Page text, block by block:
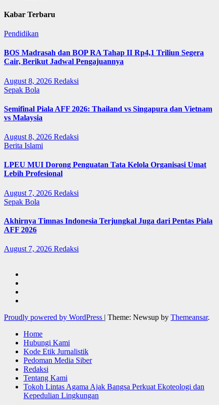
Kabar Terbaru
Pendidikan
BOS Madrasah dan BOP RA Tahap II Rp4,1 Triliun Segera
Cair, Berikut Jadwal Pengajuannya
August 8, 2026 Redaksi
Sepak Bola
Semifinal Piala AFF 2026: Thailand vs Singapura dan Vietnam
vs Malaysia
August 8, 2026 Redaksi
Berita Islami
LPEU MUI Dorong Penguatan Tata Kelola Organisasi Umat
Lebih Profesional
August 7, 2026 Redaksi
Sepak Bola
Akhirnya Timnas Indonesia Terjungkal Juga dari Pentas Piala
AFF 2026
August 7, 2026 Redaksi
Proudly powered by WordPress | Theme: Newsup by Themeansar.
Home
Hubungi Kami
Kode Etik Jurnalistik
Pedoman Media Siber
Redaksi
Tentang Kami
Tokoh Lintas Agama Ajak Bangsa Perkuat Ekoteologi dan
Kepedulian Lingkungan